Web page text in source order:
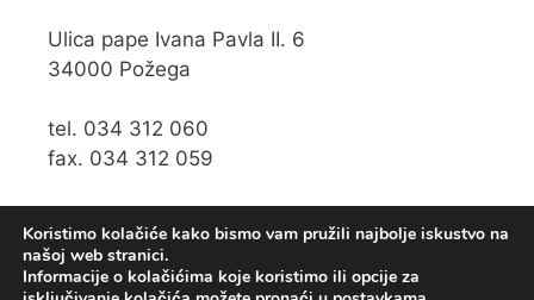
Ulica pape Ivana Pavla II. 6
34000 Požega
tel. 034 312 060
fax. 034 312 059
Koristimo kolačiće kako bismo vam pružili najbolje iskustvo na
našoj web stranici.
Informacije o kolačićima koje koristimo ili opcije za